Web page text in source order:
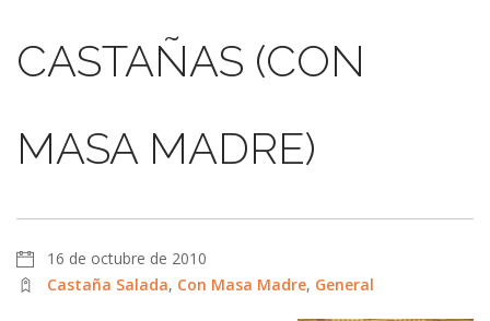
CASTAÑAS (CON
MASA MADRE)
16 de octubre de 2010
Castaña Salada, Con Masa Madre, General